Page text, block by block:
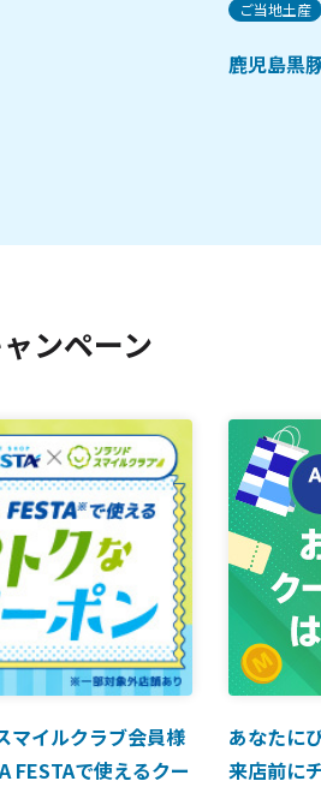
ご当地土産
鹿児島黒
ンペーン
マイルクラブ会員様
FESTAで使えるクー
あなたに
来店前に